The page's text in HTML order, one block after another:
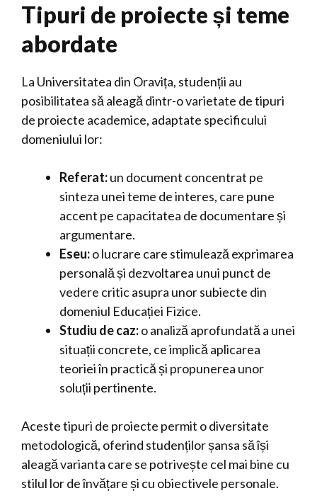
Tipuri de proiecte și teme
abordate
La Universitatea din Oravița, studenții au
posibilitatea să aleagă dintr-o varietate de tipuri
de proiecte academice, adaptate specificului
domeniului lor:
Referat:un document concentrat pe
sinteza unei teme de interes, care pune
accent pe capacitatea de documentare și
argumentare.
Eseu:o lucrare care stimulează exprimarea
personală și dezvoltarea unui punct de
vedere critic asupra unor subiecte din
domeniul Educației Fizice.
Studiu de caz:o analiză aprofundată a unei
situații concrete, ce implică aplicarea
teoriei în practică și propunerea unor
soluții pertinente.
Aceste tipuri de proiecte permit o diversitate
metodologică, oferind studenților șansa să își
aleagă varianta care se potrivește cel mai bine cu
stilul lor de învățare și cu obiectivele personale.